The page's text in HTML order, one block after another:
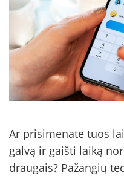
Ar prisimenate tuos
galvą ir gaišti laiką
draugais? Pažangių